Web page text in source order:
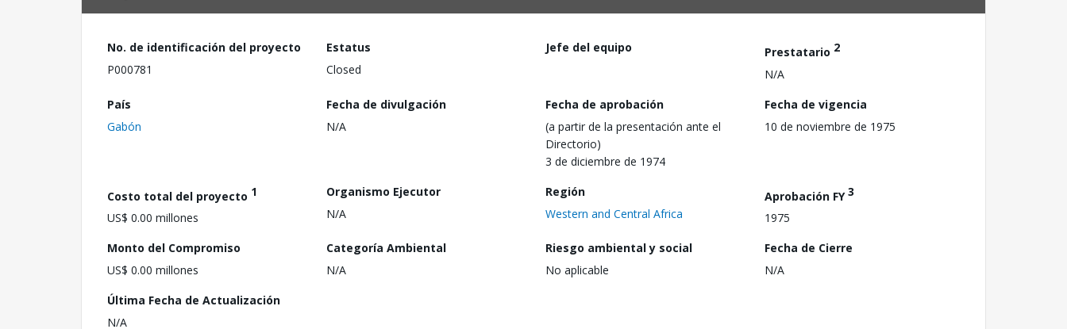
No. de identificación del proyecto
P000781
Estatus
Closed
Jefe del equipo Prestatario 2
N/A
País
Gabón
Fecha de divulgación
N/A
Fecha de aprobación
(a partir de la presentación ante el
Directorio)
3 de diciembre de 1974
Fecha de vigencia
10 de noviembre de 1975
Costo total del proyecto 1
US$ 0.00 millones
Organismo Ejecutor
N/A
Región
Western and Central Africa
Aprobación FY3
1975
Monto del Compromiso
US$ 0.00 millones
Categoría Ambiental
N/A
Riesgo ambiental y social
No aplicable
Fecha de Cierre
N/A
Última Fecha de Actualización
N/A